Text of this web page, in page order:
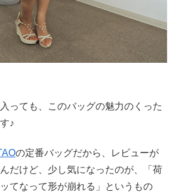
っても、このバッグの魅力のくった
♪
の定番バッグだから、レビューが
だけど、少し気になったのが、「荷
てなって形が崩れる」というもの